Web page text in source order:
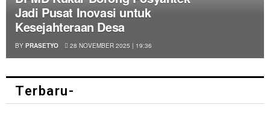
Jadi Pusat Inovasi untuk
Kesejahteraan Desa
BY PRASETYO 28 NOVEMBER 2025 | 19:36
Terbaru-